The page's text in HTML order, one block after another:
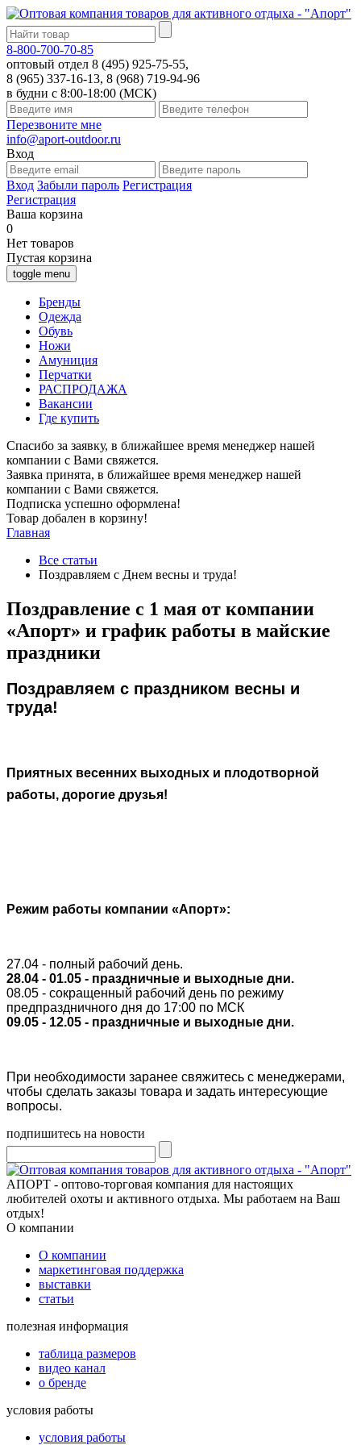
8-800-700-70-85
оптовый отдел 8 (495) 925-75-55,
8 (965) 337-16-13, 8 (968) 719-94-96
в будни с 8:00-18:00 (МСК)
Перезвоните мне
info@aport-outdoor.ru
Вход
Вход Забыли пароль Регистрация
Регистрация
Ваша корзина
0
Нет товаров
Пустая корзина
toggle menu
Бренды
Одежда
Обувь
Ножи
Амуниция
Перчатки
РАСПРОДАЖА
Вакансии
Где купить
Спасибо за заявку, в ближайшее время менеджер нашей
компании с Вами свяжется.
Заявка принята, в ближайшее время менеджер нашей
компании с Вами свяжется.
Подписка успешно оформлена!
Товар добален в корзину!
Главная
Все статьи
Поздравляем с Днем весны и труда!
Поздравление с 1 мая от компании
«Апорт» и график работы в майские
праздники
Поздравляем с праздником весны и
труда!
Приятных весенних выходных и плодотворной
работы, дорогие друзья!
Режим работы компании «Апорт»:
27.04 - полный рабочий день.
28.04 - 01.05 - праздничные и выходные дни.
08.05 - сокращенный рабочий день по режиму
предпраздничного дня до 17:00 по МСК
09.05 - 12.05 - праздничные и выходные дни.
При необходимости заранее свяжитесь с менеджерами,
чтобы сделать заказы товара и задать интересующие
вопросы.
подпишитесь на новости
АПОРТ - оптово-торговая компания для настоящих
любителей охоты и активного отдыха. Мы работаем на Ваш
отдых!
О компании
О компании
маркетинговая поддержка
выставки
статьи
полезная информация
таблица размеров
видео канал
о бренде
условия работы
условия работы